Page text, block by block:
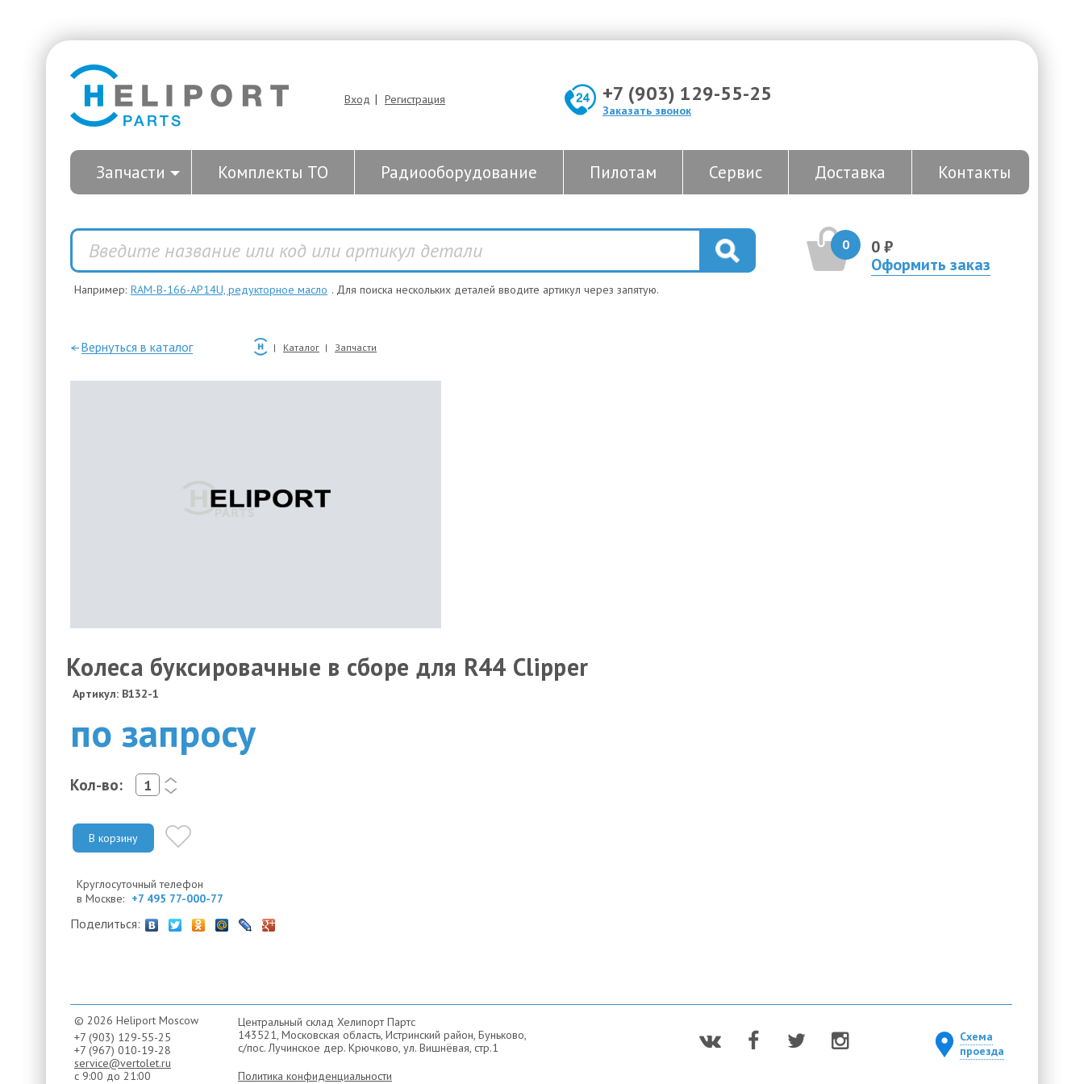
Вход | Регистрация +7 (903) 129-55-25
Заказать звонок
Запчасти Комплекты ТО Радиооборудование Пилотам Сервис Доставка Контакты
0
0 ₽
Оформить заказ
Например: RAM-B-166-AP14U, редукторное масло . Для поиска нескольких деталей вводите артикул через запятую.
—Вернуться в каталог Каталог Запчасти
Колеса буксировачные в сборе для R44 Clipper
Артикул: B132-1
по запросу
Кол-во:
<
>
В корзину
Круглосуточный телефон
в Москве: +7 495 77-000-77
Поделиться:
© 2026 Heliport Moscow
+7 (903) 129-55-25
+7 (967) 010-19-28
service@vertolet.ru
с 9:00 до 21:00
Центральный склад Хелипорт Партс
143521, Московская область, Истринский район, Буньково,
с/пос. Лучинское дер. Крючково, ул. Вишнёвая, стр.1
Политика конфиденциальности
Схема
проезда